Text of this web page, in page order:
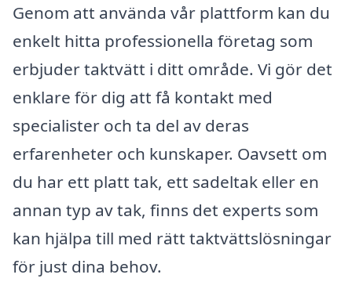
Genom att använda vår plattform kan du
enkelt hitta professionella företag som
erbjuder taktvätt i ditt område. Vi gör det
enklare för dig att få kontakt med
specialister och ta del av deras
erfarenheter och kunskaper. Oavsett om
du har ett platt tak, ett sadeltak eller en
annan typ av tak, finns det experts som
kan hjälpa till med rätt taktvättslösningar
för just dina behov.